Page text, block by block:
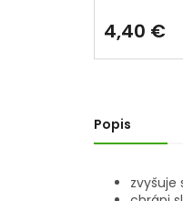
produktu
4,3
hviezdičiek.
4,40 €
Popis
zvyšuje